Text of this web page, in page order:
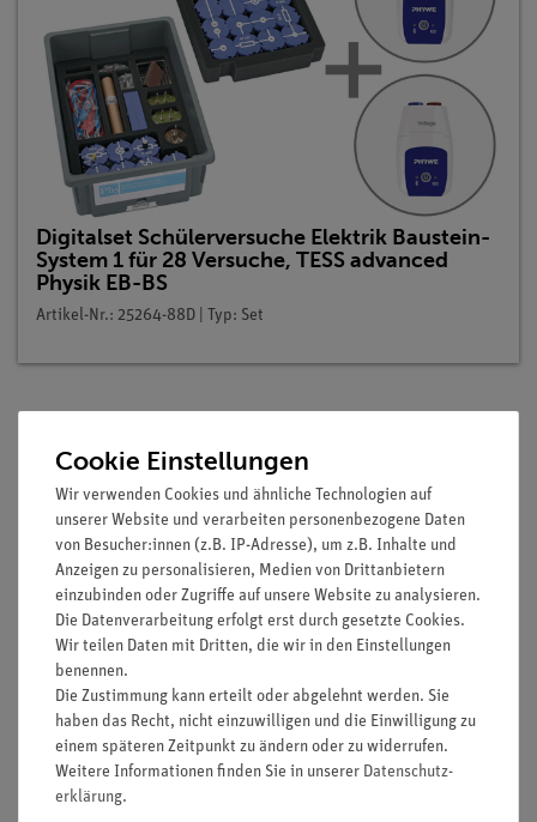
Digitalset Schülerversuche Elektrik Baustein-
System 1 für 28 Versuche, TESS advanced
Physik EB-BS
Artikel-Nr.: 25264-88D | Typ: Set
Beschreibung
Prinzip
Aus ästhetischen Gründen und zum Schutz gegen Korrosion
werden Gebrauchsgegenstände häufig mit einer Schicht aus
Nickel, Chrom, Silber oder Gold überzogen. Das geschieht auf
elektrochemischem Wege, und den Vorgang nennt man
Galvanisieren.
In einem Modellversuch sollen die Schüler einen Teil eines
Eisenblechs mit einem metallischen Überzug aus Kupfer
versehen.
Cookie Einstellungen
Wir verwenden Cookies und ähnliche Technologien auf
unserer Website und verarbeiten personenbezogene Daten
von Besucher:innen (z.B. IP-Adresse), um z.B. Inhalte und
Anzeigen zu personalisieren, Medien von Drittanbietern
einzubinden oder Zugriffe auf unsere Website zu analysieren.
Die Datenverarbeitung erfolgt erst durch gesetzte Cookies.
Wir teilen Daten mit Dritten, die wir in den Einstellungen
benennen.
Die Zustimmung kann erteilt oder abgelehnt werden. Sie
haben das Recht, nicht einzuwilligen und die Einwilligung zu
einem späteren Zeitpunkt zu ändern oder zu widerrufen.
Weitere Informationen finden Sie in unserer Daten­schutz­
erklärung.